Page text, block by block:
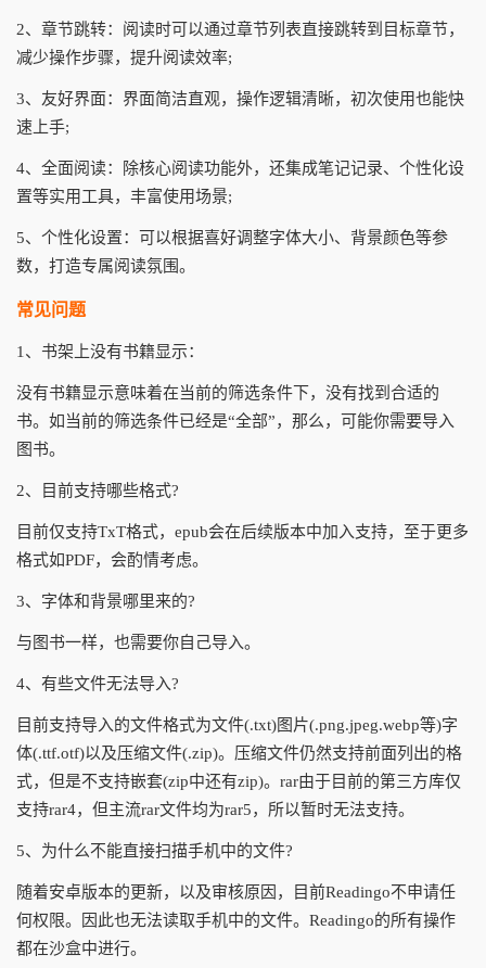
2、章节跳转：阅读时可以通过章节列表直接跳转到目标章节，
减少操作步骤，提升阅读效率;
3、友好界面：界面简洁直观，操作逻辑清晰，初次使用也能快
速上手;
4、全面阅读：除核心阅读功能外，还集成笔记记录、个性化设
置等实用工具，丰富使用场景;
5、个性化设置：可以根据喜好调整字体大小、背景颜色等参
数，打造专属阅读氛围。
常见问题
1、书架上没有书籍显示：
没有书籍显示意味着在当前的筛选条件下，没有找到合适的
书。如当前的筛选条件已经是“全部”，那么，可能你需要导入
图书。
2、目前支持哪些格式?
目前仅支持TxT格式，epub会在后续版本中加入支持，至于更多
格式如PDF，会酌情考虑。
3、字体和背景哪里来的?
与图书一样，也需要你自己导入。
4、有些文件无法导入?
目前支持导入的文件格式为文件(.txt)图片(.png.jpeg.webp等)字
体(.ttf.otf)以及压缩文件(.zip)。压缩文件仍然支持前面列出的格
式，但是不支持嵌套(zip中还有zip)。rar由于目前的第三方库仅
支持rar4，但主流rar文件均为rar5，所以暂时无法支持。
5、为什么不能直接扫描手机中的文件?
随着安卓版本的更新，以及审核原因，目前Readingo不申请任
何权限。因此也无法读取手机中的文件。Readingo的所有操作
都在沙盒中进行。